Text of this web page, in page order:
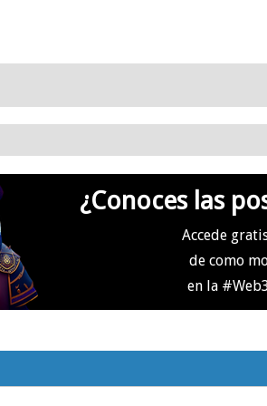
¿Conoces las
Accede
de como
en la